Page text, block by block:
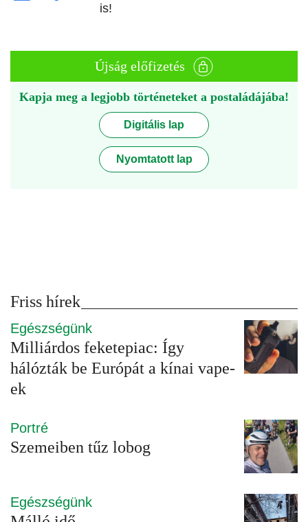
is!
Újság előfizetés
Kapja meg a legjobb történeteket a postaládájába!
Digitális lap
Nyomtatott lap
Friss hírek
Egészségünk
Milliárdos feketepiac: Így
hálózták be Európát a kínai vape-
ek
Portré
Szemeiben tűz lobog
Egészségünk